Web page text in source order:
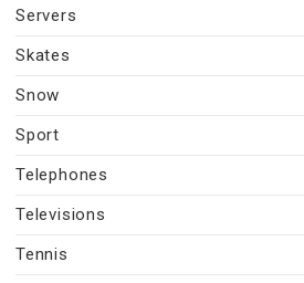
Servers
Skates
Snow
Sport
Telephones
Televisions
Tennis